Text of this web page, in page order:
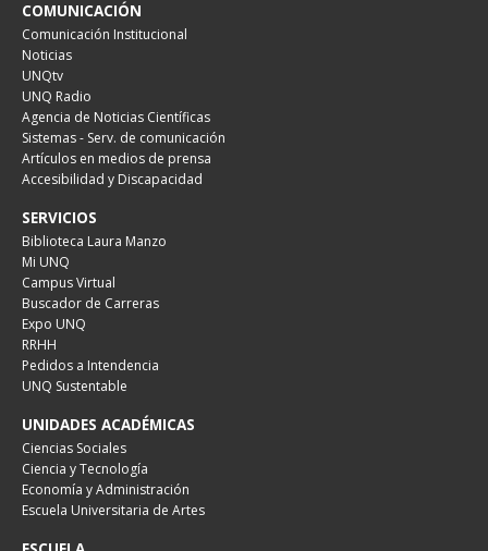
COMUNICACIÓN
Comunicación Institucional
Noticias
UNQtv
UNQ Radio
Agencia de Noticias Científicas
Sistemas - Serv. de comunicación
Artículos en medios de prensa
Accesibilidad y Discapacidad
SERVICIOS
Biblioteca Laura Manzo
Mi UNQ
Campus Virtual
Buscador de Carreras
Expo UNQ
RRHH
Pedidos a Intendencia
UNQ Sustentable
UNIDADES ACADÉMICAS
Ciencias Sociales
Ciencia y Tecnología
Economía y Administración
Escuela Universitaria de Artes